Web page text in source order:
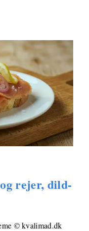
rejer, dild-
© kvalimad.dk